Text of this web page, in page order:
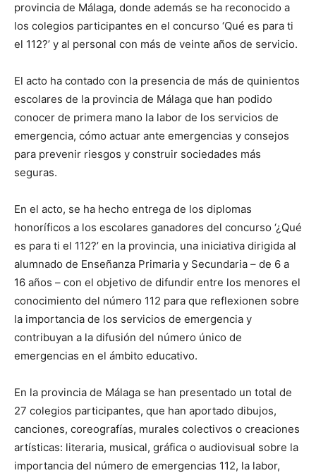
provincia de Málaga, donde además se ha reconocido a
los colegios participantes en el concurso ‘Qué es para ti
el 112?’ y al personal con más de veinte años de servicio.
El acto ha contado con la presencia de más de quinientos
escolares de la provincia de Málaga que han podido
conocer de primera mano la labor de los servicios de
emergencia, cómo actuar ante emergencias y consejos
para prevenir riesgos y construir sociedades más
seguras.
En el acto, se ha hecho entrega de los diplomas
honoríficos a los escolares ganadores del concurso ‘¿Qué
es para ti el 112?’ en la provincia, una iniciativa dirigida al
alumnado de Enseñanza Primaria y Secundaria – de 6 a
16 años – con el objetivo de difundir entre los menores el
conocimiento del número 112 para que reflexionen sobre
la importancia de los servicios de emergencia y
contribuyan a la difusión del número único de
emergencias en el ámbito educativo.
En la provincia de Málaga se han presentado un total de
27 colegios participantes, que han aportado dibujos,
canciones, coreografías, murales colectivos o creaciones
artísticas: literaria, musical, gráfica o audiovisual sobre la
importancia del número de emergencias 112, la labor,